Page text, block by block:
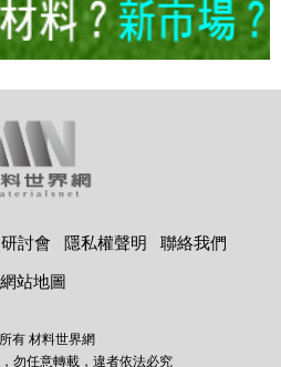
研討會 隱私權聲明
聯絡我們
網站地圖
有 材料世界網
勿任意轉載，違者依法必究